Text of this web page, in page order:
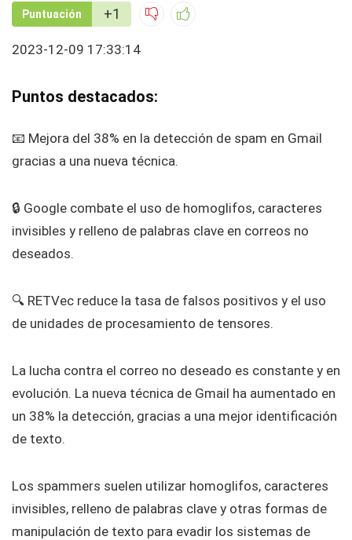
Puntuación +1
2023-12-09 17:33:14
Puntos destacados:
📧 Mejora del 38% en la detección de spam en Gmail
gracias a una nueva técnica.
🔒 Google combate el uso de homoglifos, caracteres
invisibles y relleno de palabras clave en correos no
deseados.
🔍 RETVec reduce la tasa de falsos positivos y el uso
de unidades de procesamiento de tensores.
La lucha contra el correo no deseado es constante y en
evolución. La nueva técnica de Gmail ha aumentado en
un 38% la detección, gracias a una mejor identificación
de texto.
Los spammers suelen utilizar homoglifos, caracteres
invisibles, relleno de palabras clave y otras formas de
manipulación de texto para evadir los sistemas de